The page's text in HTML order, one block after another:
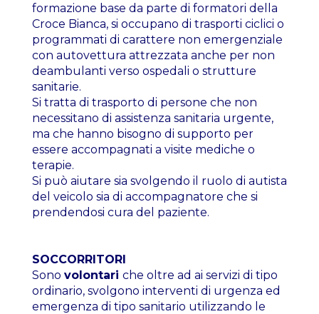
formazione base da parte di formatori della
Croce Bianca, si occupano di trasporti ciclici o
programmati di carattere non emergenziale
con autovettura attrezzata anche per non
deambulanti verso ospedali o strutture
sanitarie.
Si tratta di trasporto di persone che non
necessitano di assistenza sanitaria urgente,
ma che hanno bisogno di supporto per
essere accompagnati a visite mediche o
terapie.
Si può aiutare sia svolgendo il ruolo di autista
del veicolo sia di accompagnatore che si
prendendosi cura del paziente.
SOCCORRITORI
Sono volontari che oltre ad ai servizi di tipo
ordinario, svolgono interventi di urgenza ed
emergenza di tipo sanitario utilizzando le